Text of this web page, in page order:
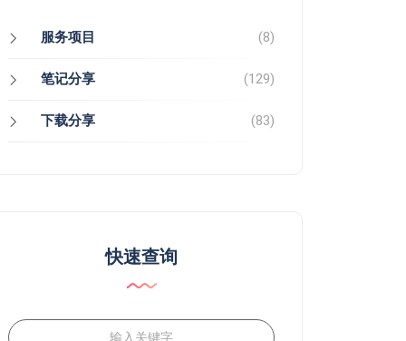
服务项目 (8)
笔记分享 (129)
下载分享 (83)
快速查询